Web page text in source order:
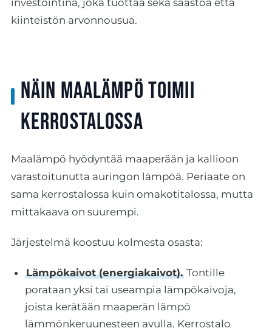
investointina, joka tuottaa sekä säästöä että
kiinteistön arvonnousua.
Näin maalämpö toimii
kerrostalossa
Maalämpö hyödyntää maaperään ja kallioon
varastoitunutta auringon lämpöä. Periaate on
sama kerrostalossa kuin omakotitalossa, mutta
mittakaava on suurempi.
Järjestelmä koostuu kolmesta osasta:
Lämpökaivot (energiakaivot).Tontille
porataan yksi tai useampia lämpökaivoja,
joista kerätään maaperän lämpö
lämmönkeruunesteen avulla. Kerrostalo